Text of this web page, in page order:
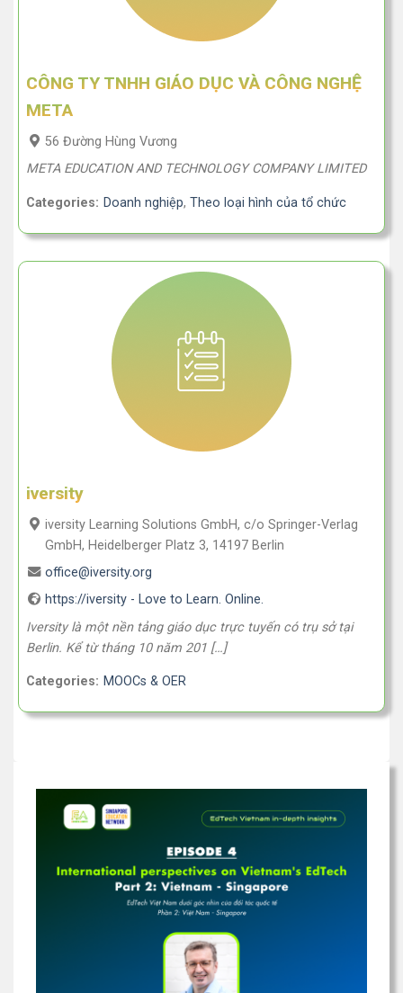
CÔNG TY TNHH GIÁO DỤC VÀ CÔNG NGHỆ
META
56 Đường Hùng Vương
META EDUCATION AND TECHNOLOGY COMPANY LIMITED
Categories: Doanh nghiệp, Theo loại hình của tổ chức
iversity
iversity Learning Solutions GmbH, c/o Springer-Verlag
GmbH, Heidelberger Platz 3, 14197 Berlin
office@iversity.org
https://iversity - Love to Learn. Online.
Iversity là một nền tảng giáo dục trực tuyến có trụ sở tại
Berlin. Kể từ tháng 10 năm 201 […]
Categories: MOOCs & OER